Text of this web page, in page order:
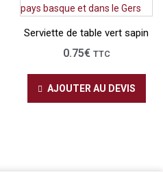
Serviette de table vert sapin
0.75€ TTC
AJOUTER AU DEVIS